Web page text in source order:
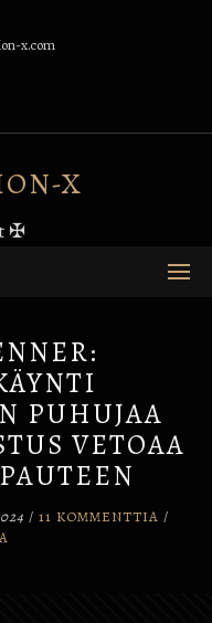
x.com
X
✠
PUHUJAA
VETOAA
/ 11 KOMMENTTIA /